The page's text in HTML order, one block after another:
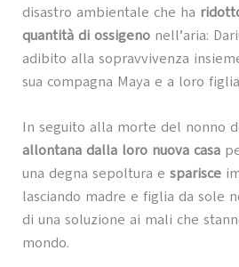
disastro ambientale che ha
quantità di ossigeno nell’aria:
adibito alla sopravvivenza
sua compagna Maya e a loro
In seguito alla morte del nonno
allontana dalla loro nuova casa
una degna sepoltura e sparisce
lasciando madre e figlia da sole
di una soluzione ai mali che
mondo.